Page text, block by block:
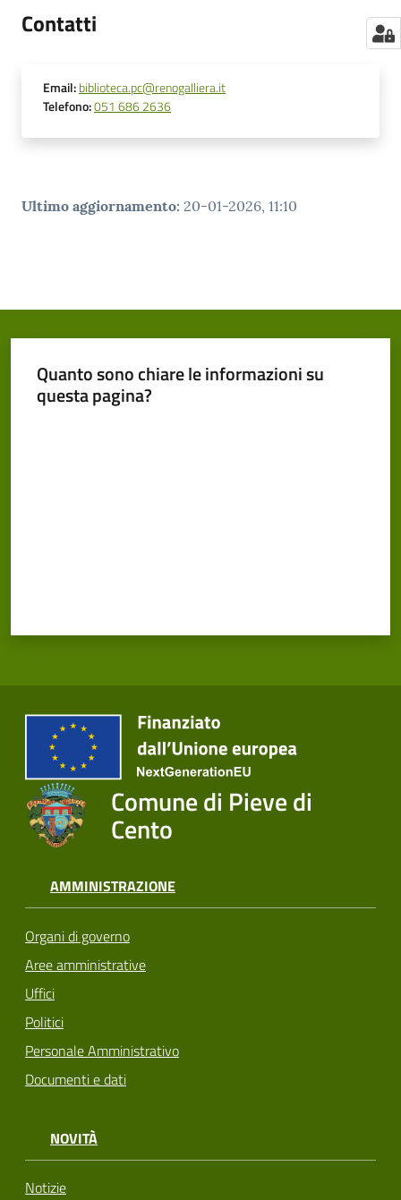
Contatti
Email:biblioteca.pc@renogalliera.it
Telefono:051 686 2636
Ultimo aggiornamento: 20-01-2026, 11:10
Quanto sono chiare le informazioni su
questa pagina?
Comune di Pieve di
Cento
AMMINISTRAZIONE
Organi di governo
Aree amministrative
Uffici
Politici
Personale Amministrativo
Documenti e dati
NOVITÀ
Notizie